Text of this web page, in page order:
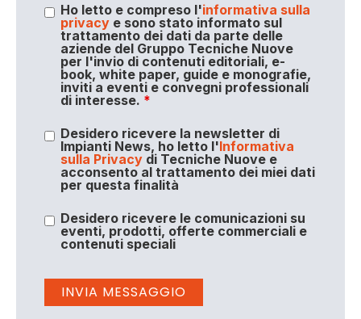
Ho letto e compreso l'informativa sulla
privacye sono stato informato sul
trattamento dei dati da parte delle
aziende del Gruppo Tecniche Nuove
per l'invio di contenuti editoriali, e-
book, white paper, guide e monografie,
inviti a eventi e convegni professionali
di interesse. *
Desidero ricevere la newsletter di
Impianti News, ho letto l'Informativa
sulla Privacydi Tecniche Nuove e
acconsento al trattamento dei miei dati
per questa finalità
Desidero ricevere le comunicazioni su
eventi, prodotti, offerte commerciali e
contenuti speciali